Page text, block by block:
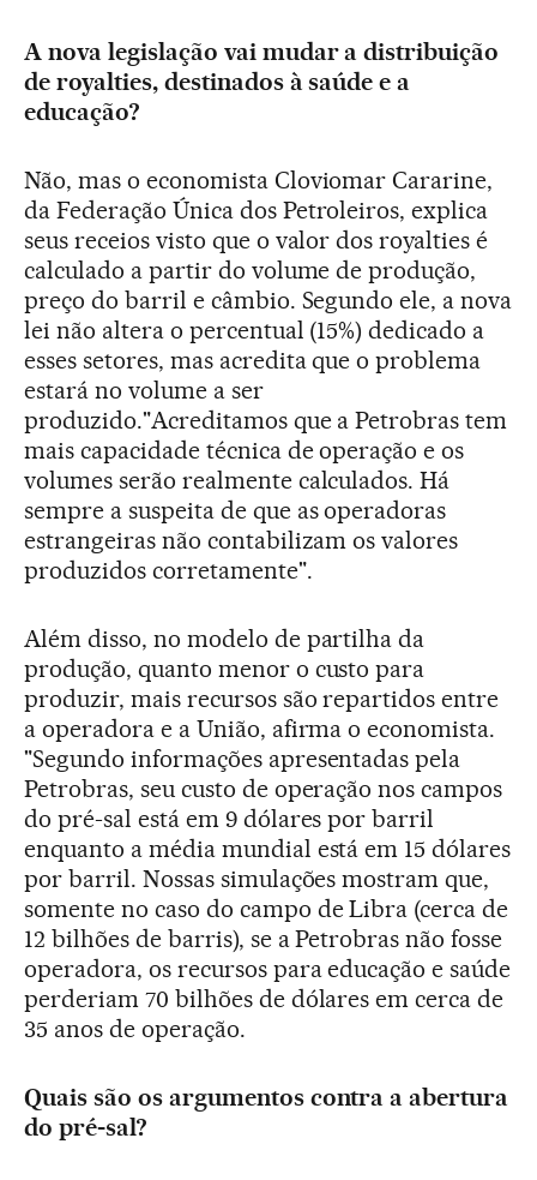
A nova legislação vai mudar a distribuição
de royalties, destinados à saúde e a
educação?
Não, mas o economista Cloviomar Cararine,
da Federação Única dos Petroleiros, explica
seus receios visto que o valor dos royalties é
calculado a partir do volume de produção,
preço do barril e câmbio. Segundo ele, a nova
lei não altera o percentual (15%) dedicado a
esses setores, mas acredita que o problema
estará no volume a ser
produzido."Acreditamos que a Petrobras tem
mais capacidade técnica de operação e os
volumes serão realmente calculados. Há
sempre a suspeita de que as operadoras
estrangeiras não contabilizam os valores
produzidos corretamente".
Além disso, no modelo de partilha da
produção, quanto menor o custo para
produzir, mais recursos são repartidos entre
a operadora e a União, afirma o economista.
"Segundo informações apresentadas pela
Petrobras, seu custo de operação nos campos
do pré-sal está em 9 dólares por barril
enquanto a média mundial está em 15 dólares
por barril. Nossas simulações mostram que,
somente no caso do campo de Libra (cerca de
12 bilhões de barris), se a Petrobras não fosse
operadora, os recursos para educação e saúde
perderiam 70 bilhões de dólares em cerca de
35 anos de operação.
Quais são os argumentos contra a abertura
do pré-sal?